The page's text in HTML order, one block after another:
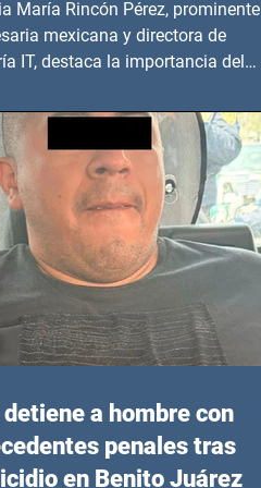
María Rincón Pérez, prominente
mexicana y directora de
IT, destaca la importancia del
detiene a hombre con
penales tras
en Benito Juárez